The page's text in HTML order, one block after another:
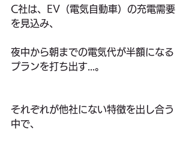
C社は、EV（電気自動車）の充電需要
を見込み、
夜中から朝までの電気代が半額になる
プランを打ち出す...。
それぞれが他社にない特徴を出し合う
中で、